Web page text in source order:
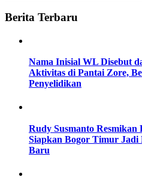
Berita Terbaru
Nama Inisial WL Disebut
Aktivitas di Pantai Zore,
Penyelidikan
Rudy Susmanto Resmikan
Siapkan Bogor Timur Jadi
Baru